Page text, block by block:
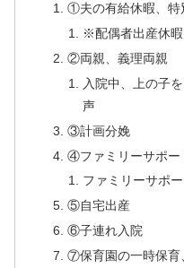
①夫の有給休暇、特
※配偶者出産休暇
②両親、義理両親
入院中、上の子
声
③計画分娩
④ファミリーサポー
ファミリーサポ
⑤自宅出産
⑥子連れ入院
⑦保育園の一時保育